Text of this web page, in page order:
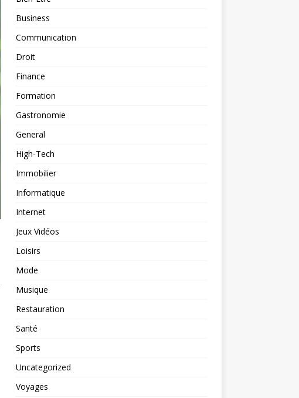
Business
Communication
Droit
Finance
Formation
Gastronomie
General
High-Tech
Immobilier
Informatique
Internet
Jeux Vidéos
Loisirs
Mode
Musique
Restauration
Santé
Sports
Uncategorized
Voyages